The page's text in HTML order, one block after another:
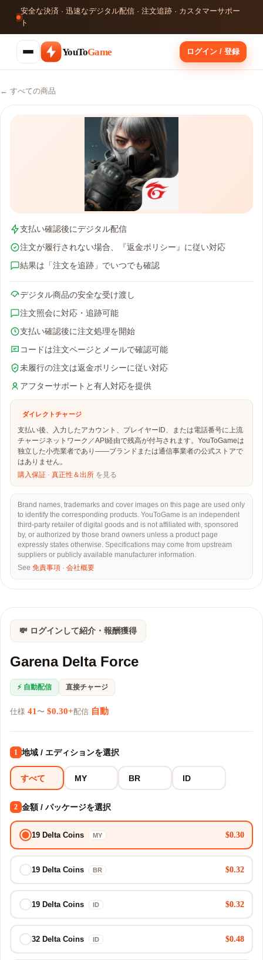
安全な決済 · 迅速なデジタル配信 · 注文追跡 · カスタマーサポー
ト
YouToGame ログイン / 登録
← すべての商品
支払い確認後にデジタル配信
注文が履行されない場合、『返金ポリシー』に従い対応
結果は「注文を追跡」でいつでも確認
デジタル商品の安全な受け渡し
注文照会に対応・追跡可能
支払い確認後に注文処理を開始
コードは注文ページとメールで確認可能
未履行の注文は返金ポリシーに従い対応
アフターサポートと有人対応を提供
ダイレクトチャージ
支払い後、入力したアカウント、プレイヤーID、または電話番号に上流
チャージネットワーク／API経由で残高が付与されます。YouToGameは
独立した小売業者であり——ブランドまたは通信事業者の公式ストアで
はありません。
購入保証 · 真正性＆出所 を見る
Brand names, trademarks and cover images on this page are used only
to identify the corresponding products. YouToGame is an independent
third-party retailer of digital goods and is not affiliated with, sponsored
by, or authorized by those brand owners unless a product page
expressly states otherwise. Specifications may come from upstream
suppliers or publicly available manufacturer information.
See 免責事項 · 会社概要
💸 ログインして紹介・報酬獲得
Garena Delta Force
⚡ 自動配信 直接チャージ
仕様 41 〜 $0.30+配信 自動
1 地域 / エディションを選択
すべて MY BR ID
2 金額 / パッケージを選択
19 Delta Coins MY $0.30
19 Delta Coins BR $0.32
19 Delta Coins ID $0.32
32 Delta Coins ID $0.48